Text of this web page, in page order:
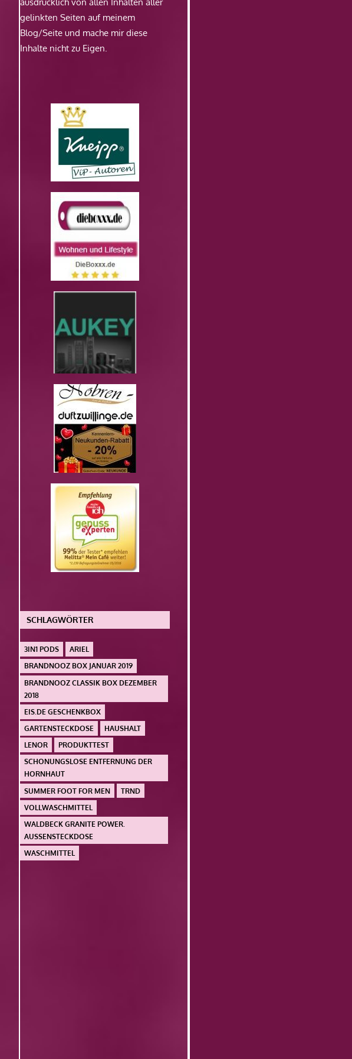
gelinkten Seiten auf meinem
Blog/Seite und mache mir diese
Inhalte nicht zu Eigen.
SCHLAGWÖRTER
3IN1 PODS
ARIEL
BRANDNOOZ BOX JANUAR 2019
BRANDNOOZ CLASSIK BOX DEZEMBER
2018
EIS.DE GESCHENKBOX
GARTENSTECKDOSE
HAUSHALT
LENOR
PRODUKTTEST
SCHONUNGSLOSE ENTFERNUNG DER
HORNHAUT
SUMMER FOOT FOR MEN
TRND
VOLLWASCHMITTEL
WALDBECK GRANITE POWER.
AUSSENSTECKDOSE
WASCHMITTEL